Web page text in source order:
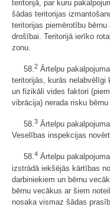
teritorijā, par kuru
šādas teritorijas
teritorijas piemērotību
drošībai. Teritorijā ierīko
zonu.
58. 2 Ārtelpu
teritorijās, kurās nelabvēlīgi
un fizikāli vides faktori
vibrācija) nerada risku bērnu
58.3 Ārtelpu
Veselības inspekcijas
58.4 Ārtelpu
izstrādā iekšējās kārtības
darbiniekiem un bērnu
bērnu vecākus ar šiem
nosaka vismaz šādas